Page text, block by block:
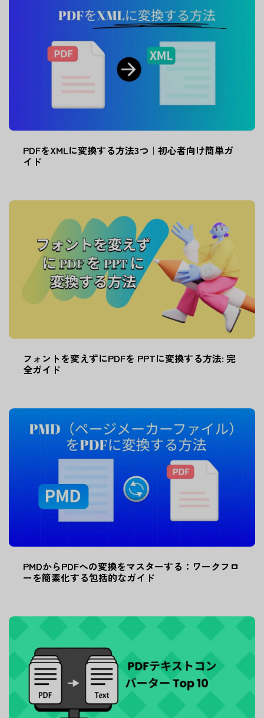
PDFをXMLに変換する方法3つ｜初心者向け簡単ガ
イド
フォントを変えずにPDFを PPTに変換する方法: 完
全ガイド
PMDからPDFへの変換をマスターする：ワークフロ
ーを簡素化する包括的なガイド